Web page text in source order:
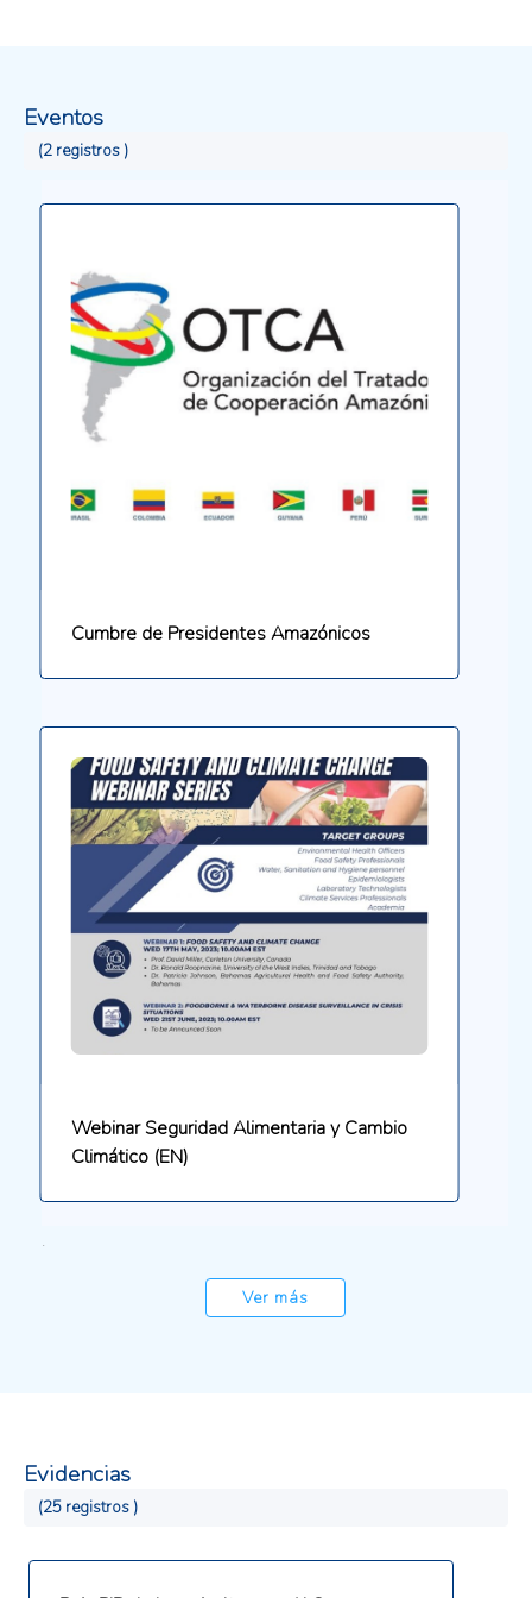
implicaciones. Finalmente, ofrece recomendaciones
para acciones futuras que promuevan la
colaboración intersectorial y la cooperación
Eventos
(2 registros )
Cumbre de Presidentes Amazónicos
Webinar Seguridad Alimentaria y Cambio
Climático (EN)
.
Ver más
Evidencias
(25 registros )